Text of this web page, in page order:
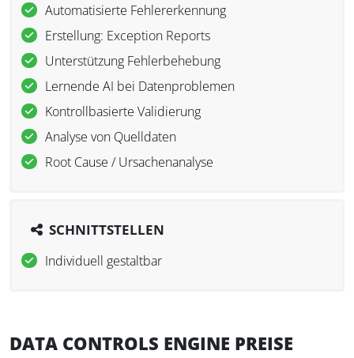
Automatisierte Fehlererkennung
Erstellung: Exception Reports
Unterstützung Fehlerbehebung
Lernende AI bei Datenproblemen
Kontrollbasierte Validierung
Analyse von Quelldaten
Root Cause / Ursachenanalyse
SCHNITTSTELLEN
Individuell gestaltbar
DATA CONTROLS ENGINE PREISE